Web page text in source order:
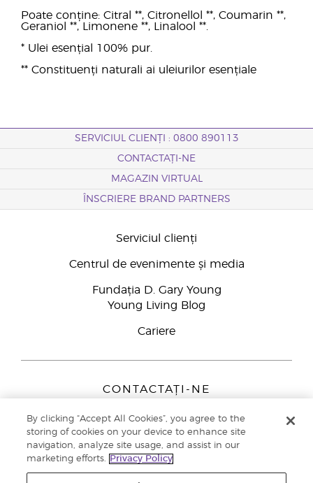
Poate conține: Citral **, Citronellol **, Coumarin **,
Geraniol **, Limonene **, Linalool **.
* Ulei esențial 100% pur.
** Constituenți naturali ai uleiurilor esențiale
SERVICIUL CLIENȚI : 0800 890113
CONTACTAȚI-NE
MAGAZIN VIRTUAL
ÎNSCRIERE BRAND PARTNERS
Serviciul clienți
Centrul de evenimente și media
Fundația D. Gary Young
Young Living Blog
Cariere
CONTACTAȚI-NE
Peizerweg 97
9727 AJ Groningen
Netherlands
Înscriere Brand Partners0800 890113
By clicking “Accept All Cookies”, you agree to the
storing of cookies on your device to enhance site
navigation, analyze site usage, and assist in our
marketing efforts.
Privacy Policy